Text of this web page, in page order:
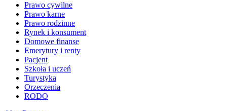
Prawo cywilne
Prawo karne
Prawo rodzinne
Rynek i konsument
Domowe finanse
Emerytury i renty
Pacjent
Szkoła i uczeń
Turystyka
Orzeczenia
RODO